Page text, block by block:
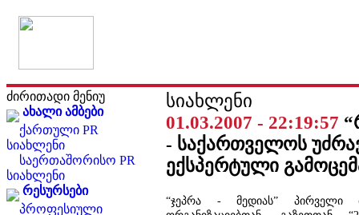
ძირითადი მენიუ
ახალი ამბები
ქართული PR
სიახლენი
საერთაშორისო PR
სიახლენი
რესურსები
პროფესიული
სიახლენი
01.03.2007 - 22:19:57
- საქართველოს
ექსპერტული
“ჯეპრა - მედიას”